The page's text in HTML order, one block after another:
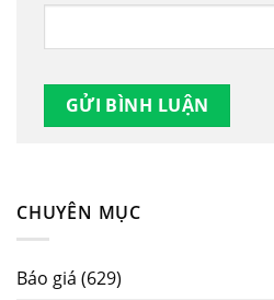
CHUYÊN MỤC
Báo giá (629)